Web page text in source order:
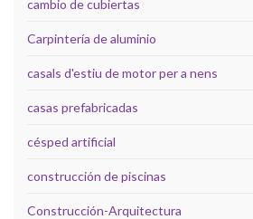
cambio de cubiertas
Carpintería de aluminio
casals d'estiu de motor per a nens
casas prefabricadas
césped artificial
construcción de piscinas
Construcción-Arquitectura